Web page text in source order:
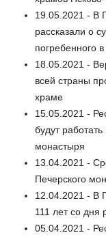
19.05.2021 - В
рассказали о
погребенного
18.05.2021 -
всей страны
храме
15.05.2021 -
будут
монастыря
13.04.2021 -
Печерского
12.04.2021 - В
111 лет со дня
05.04.2021 -